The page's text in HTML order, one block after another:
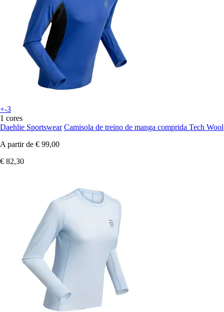
+-3
1 cores
Daehlie Sportswear Camisola de treino de manga comprida Tech Wool
A partir de € 99,00
€ 82,30